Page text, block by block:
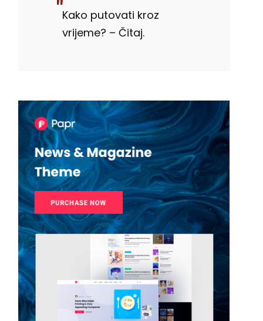
Kako putovati kroz
vrijeme? – Čitaj.